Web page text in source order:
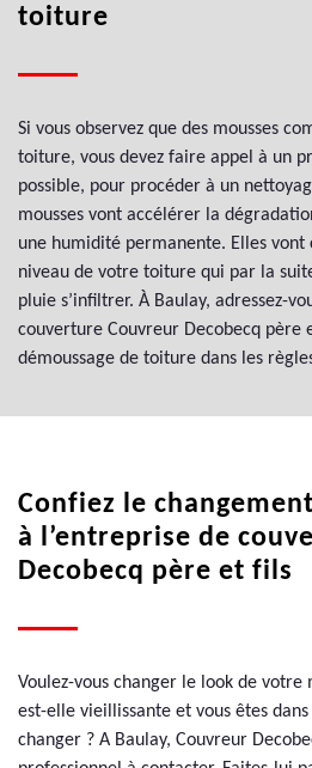
toiture
Si vous observez que des mousses
toiture, vous devez faire appel à un
possible, pour procéder à un
mousses vont accélérer la
une humidité permanente. Elles vont
niveau de votre toiture qui par la
pluie s’infiltrer. À Baulay, adressez-
couverture Couvreur Decobecq père
démoussage de toiture dans les
Confiez le
à l’entreprise de
Decobecq père et fils
Voulez-vous changer le look de
est-elle vieillissante et vous êtes
changer ? A Baulay, Couvreur